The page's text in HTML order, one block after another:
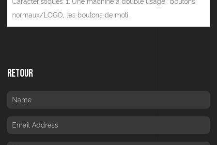
normaux/LOGO, les boutons de moti...
Retour